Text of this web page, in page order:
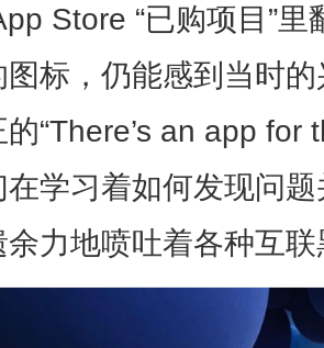
Store “已购项目”
图标，仍能感到当时
“There’s an app for
在学习着如何发现问
余力地喷吐着各种互